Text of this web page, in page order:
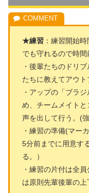
★練習 ：練習開始
でも守れるので時間
・後輩たちのドリ
たちに教えてアウ
・アップの「ブラ
め、チームメイトと
声を出して行う。(
・練習の準備(マー
5分前までに用意す
る。）
・練習の片付は全
は原則先輩後輩の上